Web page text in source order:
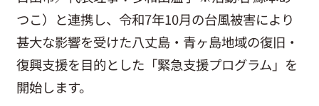
つこ）と連携し、令和7年10月の台風被害により
甚大な影響を受けた八丈島・青ヶ島地域の復旧・
復興支援を目的とした「緊急支援プログラム」を
開始します。